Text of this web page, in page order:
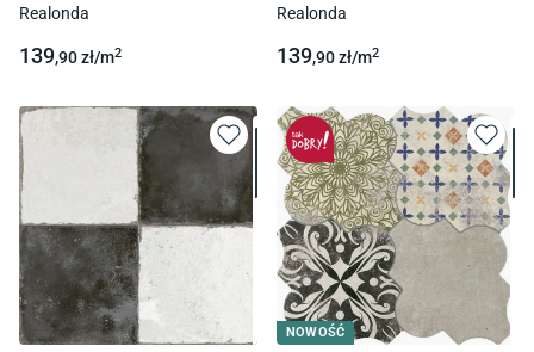
Realonda
139,90zł/m2
Realonda
139,90zł/m2
NOWOŚĆ